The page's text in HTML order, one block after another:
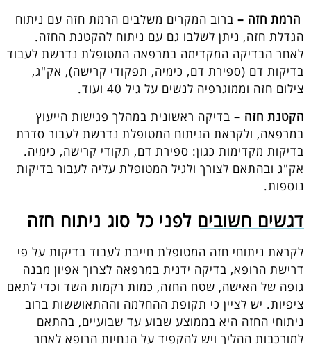
הרמת חזה – ברוב המקרים משלבים הרמת חזה עם ניתוח
הגדלת חזה, ניתן לשלבו גם עם ניתוח להקטנת החזה.
לאחר הבדיקה המקדימה במרפאה המטופלת נדרשת לעבוד
בדיקות דם (ספירת דם, כימיה, תפקודי קרישה), אק"ג,
צילום חזה וממוגרפיה לנשים על גיל 40 ועוד.
הקטנת חזה – בדיקה ראשונית במהלך פגישות הייעוץ
במרפאה, ולקראת הניתוח המטופלת נדרשת לעבור סדרת
בדיקות מקדימות כגון: ספירת דם, תקודי קרישה, כימיה.
אק"ג ובהתאם לצורך ולגיל המטופלת עליה לעבור בדיקות
נוספות.
דגשים חשובים לפני כל סוג ניתוח חזה
לקראת ניתוחי חזה המטופלת חייבת לעבוד בדיקות על פי
דרישת הרופא, בדיקה ידנית במרפאה לצרוך אפיון מבנה
גופה של האישה, שטח החזה, כמות רקמות השד וכדי לתאם
ציפיות. יש לציין כי תקופת ההחלמה וההתאוששות ברוב
ניתוחי החזה היא בממוצע שבוע עד שבועיים, בהתאם
למורכבות ההליך ויש להקפיד על הנחיות הרופא לאחר